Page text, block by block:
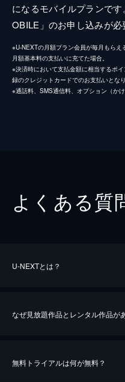
になるモバイルプランで
OBILE」のお申し込みが必
※U-NEXTの月額プラン会員が毎月もら
月額基本料の支払いに充てた場合。
※決済時において支払金額に相当するポ
録のクレジットカードでのお支払いとなり
※通話料、SMS通信料、オプション（か
よくある質
U-NEXTとは？
なぜ見放題作品とレンタル作品が
無料トライアルは何が無料？